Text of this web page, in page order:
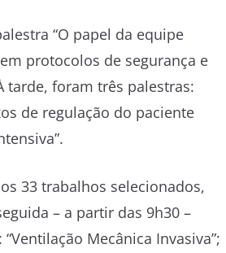
“O papel da equipe
protocolos de segurança e
tarde, foram três palestras:
de regulação do paciente
33 trabalhos selecionados,
– a partir das 9h30 –
Mecânica Invasiva”;